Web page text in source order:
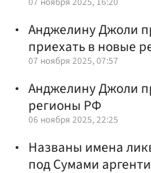
Анджелину Джоли
приехать в новые
07 ноября 2025, 07:57
Анджелину Джоли
регионы РФ
06 ноября 2025, 22:25
Названы имена
под Сумами